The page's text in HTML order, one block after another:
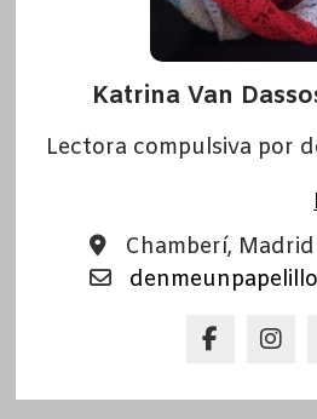
Katrina Van
Lectora compulsiva por
Chamberí, Madrid